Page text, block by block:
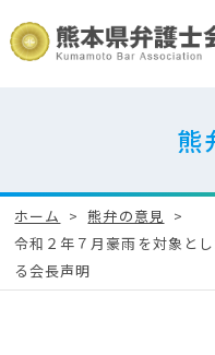
熊
ホーム
熊弁の意見
令和２年７月豪雨を対象と
る会長声明